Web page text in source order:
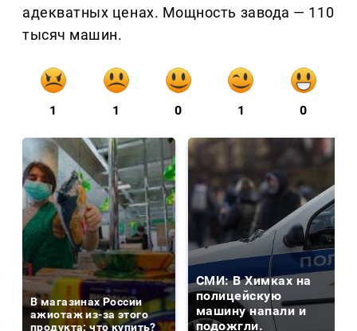
адекватных ценах. Мощность завода — 110
тысяч машин.
1 1 0 1 0
В магазинах России
ажиотаж из-за этого
продукта: что купить?
СМИ: В Химках на
полицейскую
машину напали и
подожгли.